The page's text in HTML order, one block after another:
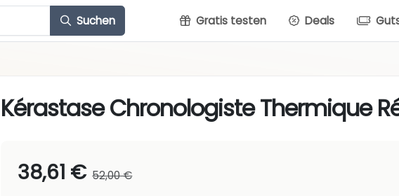
Suchen Gratis testen Deals
Kérastase Chronologiste Thermique
38,61 € 52,00 €